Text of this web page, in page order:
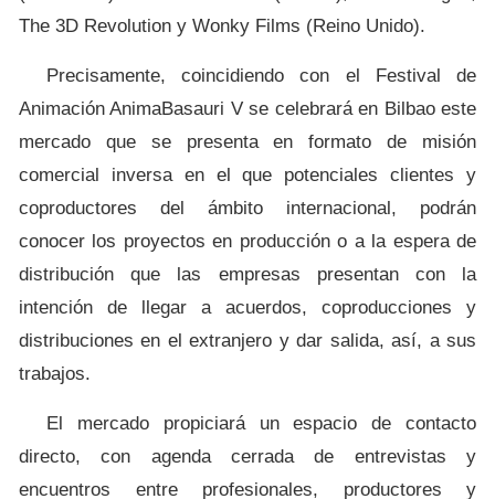
The 3D Revolution y Wonky Films (Reino Unido).
Precisamente, coincidiendo con el Festival de
Animación AnimaBasauri V se celebrará en Bilbao este
mercado que se presenta en formato de misión
comercial inversa en el que potenciales clientes y
coproductores del ámbito internacional, podrán
conocer los proyectos en producción o a la espera de
distribución que las empresas presentan con la
intención de llegar a acuerdos, coproducciones y
distribuciones en el extranjero y dar salida, así, a sus
trabajos.
El mercado propiciará un espacio de contacto
directo, con agenda cerrada de entrevistas y
encuentros entre profesionales, productores y